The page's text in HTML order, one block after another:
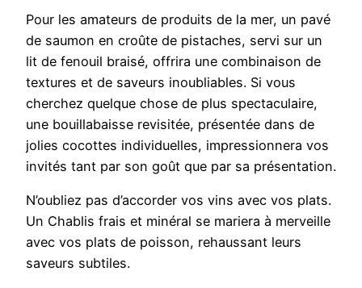
Pour les amateurs de produits de la mer, un pavé
de saumon en croûte de pistaches, servi sur un
lit de fenouil braisé, offrira une combinaison de
textures et de saveurs inoubliables. Si vous
cherchez quelque chose de plus spectaculaire,
une bouillabaisse revisitée, présentée dans de
jolies cocottes individuelles, impressionnera vos
invités tant par son goût que par sa présentation.
N’oubliez pas d’accorder vos vins avec vos plats.
Un Chablis frais et minéral se mariera à merveille
avec vos plats de poisson, rehaussant leurs
saveurs subtiles.